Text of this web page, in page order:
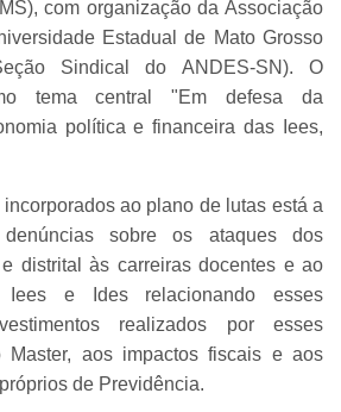
com organização da Associação
Estadual de Mato Grosso
Sindical do ANDES-SN). O
tema central "Em defesa da
política e financeira das Iees,
ao plano de lutas está a
denúncias sobre os ataques dos
distrital às carreiras docentes e ao
Iees e Ides relacionando esses
realizados por esses
Master, aos impactos fiscais e aos
de Previdência.